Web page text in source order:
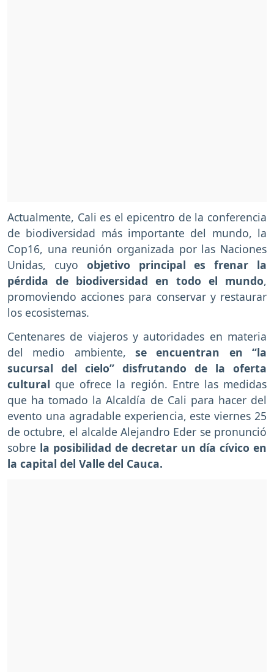
Actualmente, Cali es el epicentro de la conferencia
de biodiversidad más importante del mundo, la
Cop16, una reunión organizada por las Naciones
Unidas, cuyo objetivo principal es frenar la
pérdida de biodiversidad en todo el mundo,
promoviendo acciones para conservar y restaurar
los ecosistemas.
Centenares de viajeros y autoridades en materia
del medio ambiente, se encuentran en “la
sucursal del cielo” disfrutando de la oferta
cultural que ofrece la región. Entre las medidas
que ha tomado la Alcaldía de Cali para hacer del
evento una agradable experiencia, este viernes 25
de octubre, el alcalde Alejandro Eder se pronunció
sobre la posibilidad de decretar un día cívico en
la capital del Valle del Cauca.